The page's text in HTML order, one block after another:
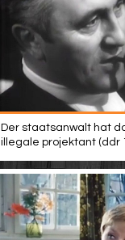
Der staatsanwalt hat
illegale projektant (ddr